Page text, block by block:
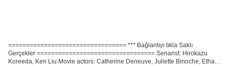
================================= *** Bağlantıyı tıkla Saklı
Gerçekler ================================= Senarist: Hirokazu
Koreeda, Ken Liu Movie actors: Catherine Deneuve, Juliette Binoche, Ethan